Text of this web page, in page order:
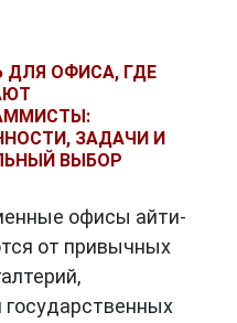
ДЛЯ ОФИСА, ГДЕ
ЗАДАЧИ И
ВЫБОР
офисы айти-
от привычных